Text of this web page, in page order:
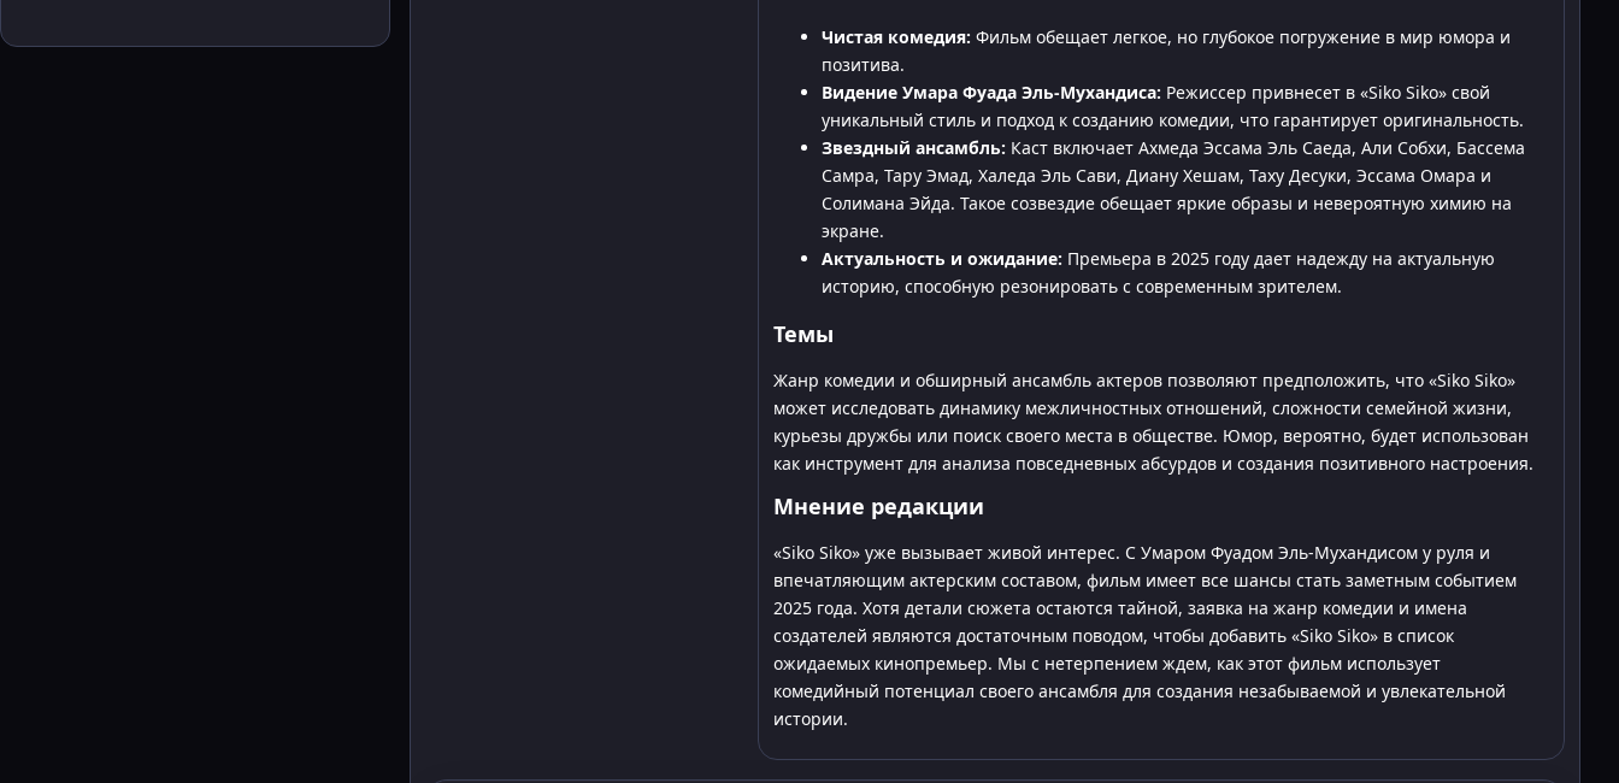
Чистая комедия: Фильм обещает легкое, но глубокое погружение в мир юмора и
позитива.
Видение Умара Фуада Эль-Мухандиса: Режиссер привнесет в «Siko Siko» свой
уникальный стиль и подход к созданию комедии, что гарантирует оригинальность.
Звездный ансамбль: Каст включает Ахмеда Эссама Эль Саеда, Али Собхи, Бассема
Самра, Тару Эмад, Халеда Эль Сави, Диану Хешам, Таху Десуки, Эссама Омара и
Солимана Эйда. Такое созвездие обещает яркие образы и невероятную химию на
экране.
Актуальность и ожидание: Премьера в 2025 году дает надежду на актуальную
историю, способную резонировать с современным зрителем.
Темы
Жанр комедии и обширный ансамбль актеров позволяют предположить, что «Siko Siko»
может исследовать динамику межличностных отношений, сложности семейной жизни,
курьезы дружбы или поиск своего места в обществе. Юмор, вероятно, будет использован
как инструмент для анализа повседневных абсурдов и создания позитивного настроения.
Мнение редакции
«Siko Siko» уже вызывает живой интерес. С Умаром Фуадом Эль-Мухандисом у руля и
впечатляющим актерским составом, фильм имеет все шансы стать заметным событием
2025 года. Хотя детали сюжета остаются тайной, заявка на жанр комедии и имена
создателей являются достаточным поводом, чтобы добавить «Siko Siko» в список
ожидаемых кинопремьер. Мы с нетерпением ждем, как этот фильм использует
комедийный потенциал своего ансамбля для создания незабываемой и увлекательной
истории.